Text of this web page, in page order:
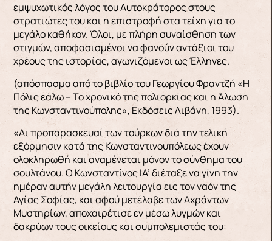
εμψυχωτικός λόγος του Αυτοκράτορος στους
στρατιώτες του και η επιστροφή στα τείχη για το
μεγάλο καθήκον. Όλοι, με πλήρη συναίσθηση των
στιγμών, αποφασισμένοι να φανούν αντάξιοι του
χρέους της ιστορίας, αγωνιζόμενοι ως Έλληνες.
(απόσπασμα από το βιβλίο του Γεωργίου Φραντζή «Η
Πόλις εάλω – Το χρονικό της πολιορκίας και η Άλωση
της Κωνσταντινούπολης», Εκδόσεις Λιβάνη, 1993).
«Αι προπαρασκευαί των τούρκων διά την τελική
εξόρμησιν κατά της Κωνσταντινουπόλεως έχουν
ολοκληρωθή και αναμένεται μόνον το σύνθημα του
σουλτάνου. Ο Κωνσταντίνος ΙΑ’ διέταξε να γίνη την
ημέραν αυτήν μεγάλη λειτουργία εις τον ναόν της
Αγίας Σοφίας, και αφού μετέλαβε των Αχράντων
Μυστηρίων, αποχαιρέτισε εν μέσω λυγμών και
δακρύων τους οικείους και συμπολεμιστάς του: